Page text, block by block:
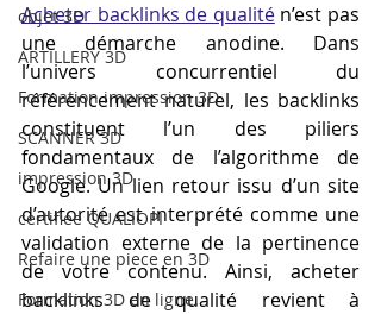
objet 3D
ARTILLERY 3D
Formation impression 3D
SCANNER 3D
impression 3D
certifiée QUALIOPI
Refaire une piece en 3D
Formation 3D en ligne.
Acheter backlinks de qualité n’est pas
une démarche anodine. Dans
l’univers concurrentiel du
référencement naturel, les backlinks
constituent l’un des piliers
fondamentaux de l’algorithme de
Google. Un lien retour issu d’un site
d’autorité est interprété comme une
validation externe de la pertinence
de votre contenu. Ainsi, acheter
backlinks de qualité revient à